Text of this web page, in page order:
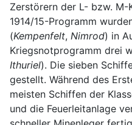
Zerstörern der L- bzw. M-
1914/15-Programm
(Kempenfelt, Nimrod) in
Kriegsnotprogramm drei
Ithuriel). Die sieben
gestellt. Während des
meisten Schiffen der
und die Feuerleitanlage